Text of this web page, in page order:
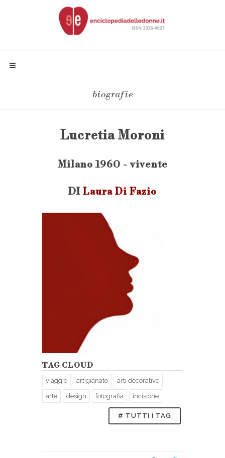
biografie
Lucretia Moroni
Milano 1960 - vivente
DI Laura Di Fazio
TAG CLOUD
viaggio artigianato arti decorative
arte design fotografia incisione
# TUTTI I TAG